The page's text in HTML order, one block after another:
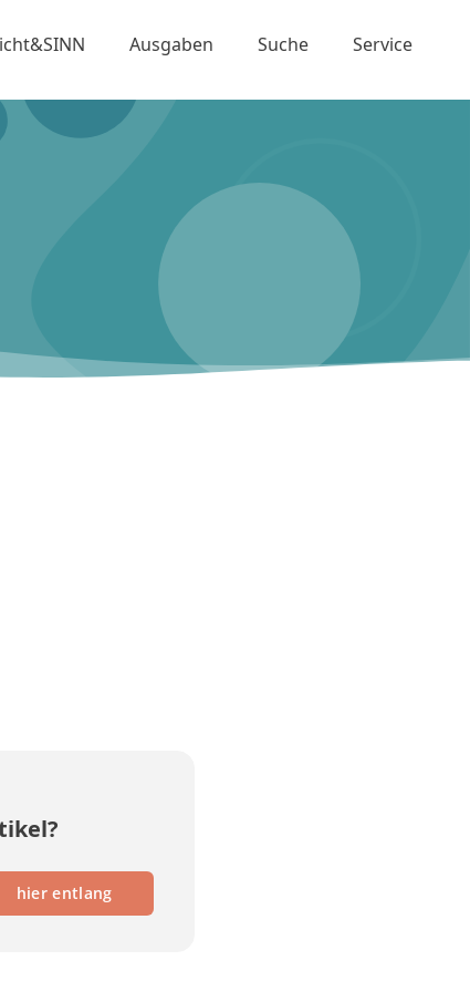
Ausgaben Suche Service
hier entlang